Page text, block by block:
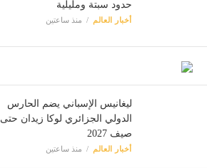
حدود سبتة ومليلية
أخبار العالم منذ ساعتين
ليغانيس الإسباني يضم الحارس
الدولي الجزائري لوكا زيدان حتى
صيف 2027
أخبار العالم منذ ساعتين